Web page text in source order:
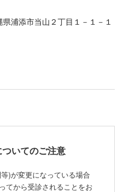
県浦添市当山２丁目１－１－１
いてのご注意
)が変更になっている場合
てから受診されることをお